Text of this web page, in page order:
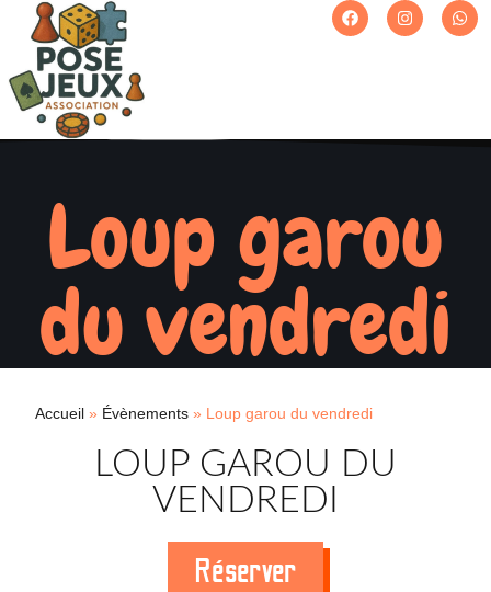
Loup garou
du vendredi
Accueil » Évènements » Loup garou du vendredi
LOUP GAROU DU
VENDREDI
Réserver